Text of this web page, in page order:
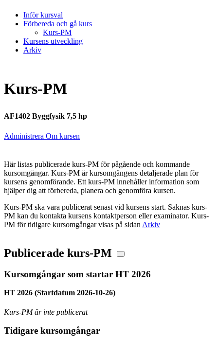
Inför kursval
Förbereda och gå kurs
Kurs-PM
Kursens utveckling
Arkiv
Kurs-PM
AF1402 Byggfysik 7,5 hp
Administrera Om kursen
Här listas publicerade kurs-PM för pågående och kommande
kursomgångar. Kurs-PM är kursomgångens detaljerade plan för
kursens genomförande. Ett kurs-PM innehåller information som
hjälper dig att förbereda, planera och genomföra kursen.
Kurs-PM ska vara publicerat senast vid kursens start. Saknas kurs-
PM kan du kontakta kursens kontaktperson eller examinator. Kurs-
PM för tidigare kursomgångar visas på sidan Arkiv
Publicerade kurs-PM
Kursomgångar som startar HT 2026
HT 2026 (Startdatum 2026-10-26)
Kurs-PM är inte publicerat
Tidigare kursomgångar